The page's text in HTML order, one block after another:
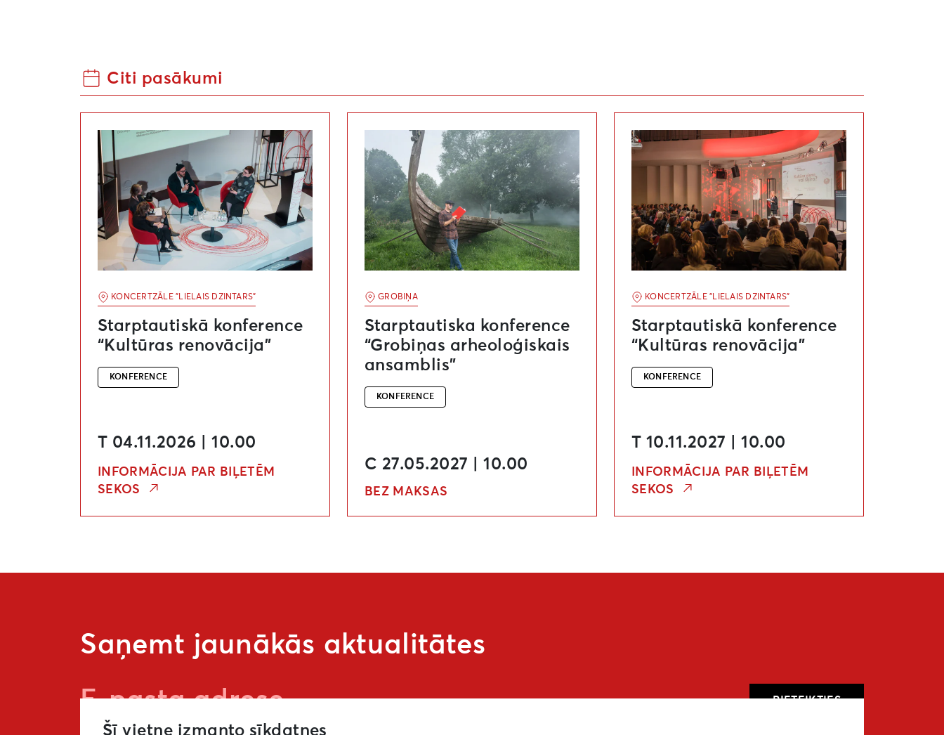
Citi pasākumi
KONCERTZĀLE "LIELAIS DZINTARS"
Starptautiskā konference
“Kultūras renovācija”
KONFERENCE
T 04.11.2026 | 10.00
INFORMĀCIJA PAR BIĻETĒM
SEKOS
GROBIŅA
Starptautiska konference
“Grobiņas arheoloģiskais
ansamblis”
KONFERENCE
C 27.05.2027 | 10.00
BEZ MAKSAS
KONCERTZĀLE "LIELAIS DZINTARS"
Starptautiskā konference
“Kultūras renovācija”
KONFERENCE
T 10.11.2027 | 10.00
INFORMĀCIJA PAR BIĻETĒM
SEKOS
Saņemt jaunākās aktualitātes
PIETEIKTIES
Šī vietne izmanto sīkdatnes